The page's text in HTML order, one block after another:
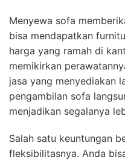
Menyewa sofa
bisa mendapatkan
harga yang ramah di
memikirkan
jasa yang menyediakan
pengambilan sofa
menjadikan segalanya
Salah satu keuntungan
fleksibilitasnya. Anda